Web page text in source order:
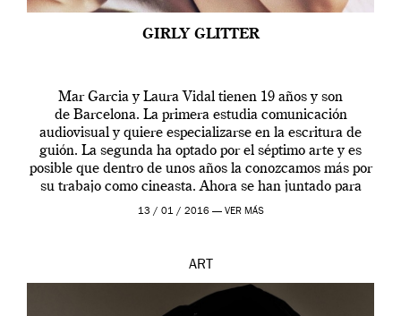
GIRLY GLITTER
Mar Garcia y Laura Vidal tienen 19 años y son
de Barcelona. La primera estudia comunicación
audiovisual y quiere especializarse en la escritura de
guión. La segunda ha optado por el séptimo arte y es
posible que dentro de unos años la conozcamos más por
su trabajo como cineasta. Ahora se han juntado para
contarnos una […]
13 / 01 / 2016 — VER MÁS
ART